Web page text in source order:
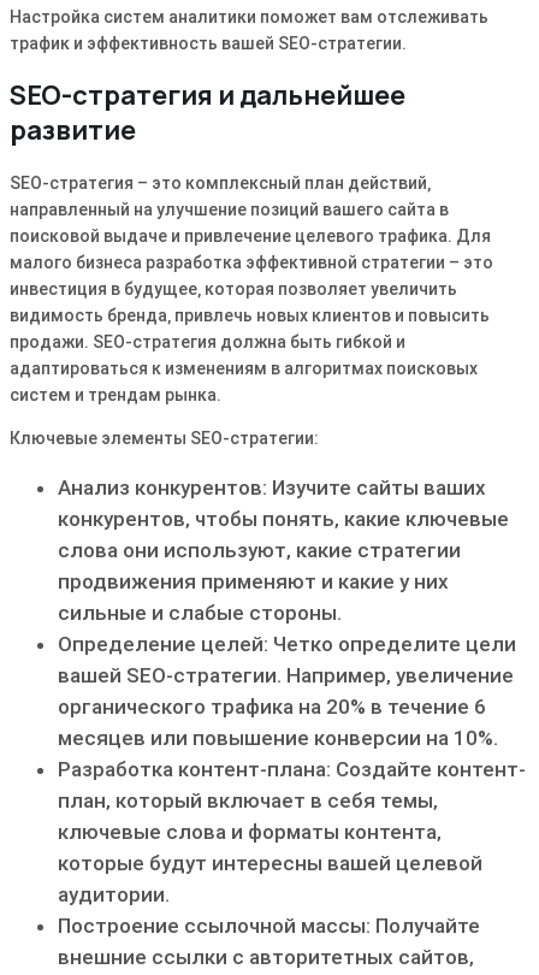
Настройка систем аналитики поможет вам отслеживать
трафик и эффективность вашей SEO-стратегии․
SEO-стратегия и дальнейшее
развитие
SEO-стратегия – это комплексный план действий‚
направленный на улучшение позиций вашего сайта в
поисковой выдаче и привлечение целевого трафика․ Для
малого бизнеса разработка эффективной стратегии – это
инвестиция в будущее‚ которая позволяет увеличить
видимость бренда‚ привлечь новых клиентов и повысить
продажи․ SEO-стратегия должна быть гибкой и
адаптироваться к изменениям в алгоритмах поисковых
систем и трендам рынка․
Ключевые элементы SEO-стратегии:
Анализ конкурентов: Изучите сайты ваших
конкурентов‚ чтобы понять‚ какие ключевые
слова они используют‚ какие стратегии
продвижения применяют и какие у них
сильные и слабые стороны․
Определение целей: Четко определите цели
вашей SEO-стратегии․ Например‚ увеличение
органического трафика на 20% в течение 6
месяцев или повышение конверсии на 10%․
Разработка контент-плана: Создайте контент-
план‚ который включает в себя темы‚
ключевые слова и форматы контента‚
которые будут интересны вашей целевой
аудитории․
Построение ссылочной массы: Получайте
внешние ссылки с авторитетных сайтов‚